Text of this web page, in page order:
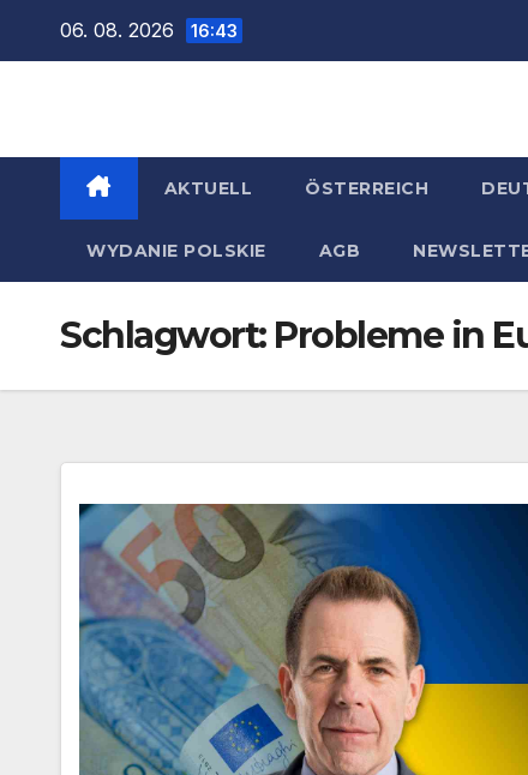
06. 08. 2026 16:43
AKTUELL ÖSTERREICH
WYDANIE POLSKIE AGB
Schlagwort: Probleme in